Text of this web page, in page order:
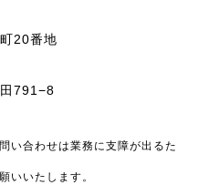
20番地
791−8
い合わせは業務に支障が出るた
いいたします。